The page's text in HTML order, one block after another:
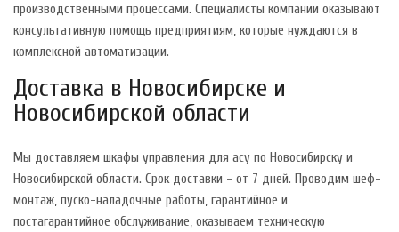
производственными процессами. Специалисты компании оказывают
консультативную помощь предприятиям, которые нуждаются в
комплексной автоматизации.
Доставка в Новосибирске и
Новосибирской области
Мы доставляем шкафы управления для асу по Новосибирску и
Новосибирской области. Срок доставки - от 7 дней. Проводим шеф-
монтаж, пуско-наладочные работы, гарантийное и
постагарантийное обслуживание, оказываем техническую